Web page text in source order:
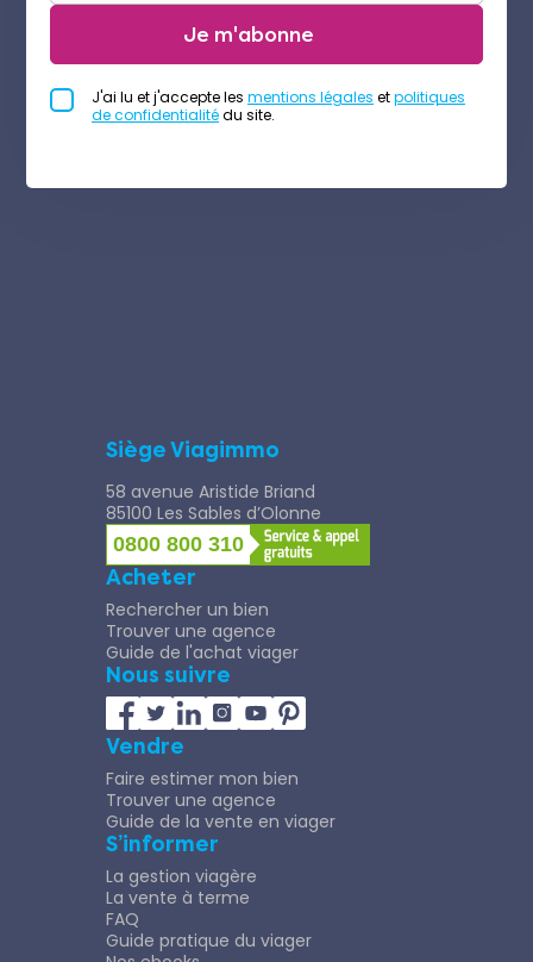
Je m'abonne
J'ai lu et j'accepte les mentions légales etpolitiques
de confidentialitédu site.
Siège Viagimmo
58 avenue Aristide Briand
85100 Les Sables d’Olonne
0800 800 310
Acheter
Rechercher un bien
Trouver une agence
Guide de l'achat viager
Nous suivre
Vendre
Faire estimer mon bien
Trouver une agence
Guide de la vente en viager
S’informer
La gestion viagère
La vente à terme
FAQ
Guide pratique du viager